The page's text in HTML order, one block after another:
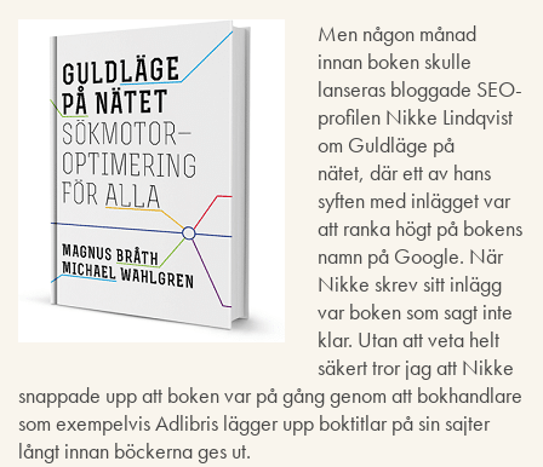
Men någon månad
innan boken skulle
lanseras bloggade SEO-
profilen Nikke Lindqvist
om Guldläge på
nätet, där ett av hans
syften med inlägget var
att ranka högt på bokens
namn på Google. När
Nikke skrev sitt inlägg
var boken som sagt inte
klar. Utan att veta helt
säkert tror jag att Nikke
snappade upp att boken var på gång genom att bokhandlare
som exempelvis Adlibris lägger upp boktitlar på sin sajter
långt innan böckerna ges ut.